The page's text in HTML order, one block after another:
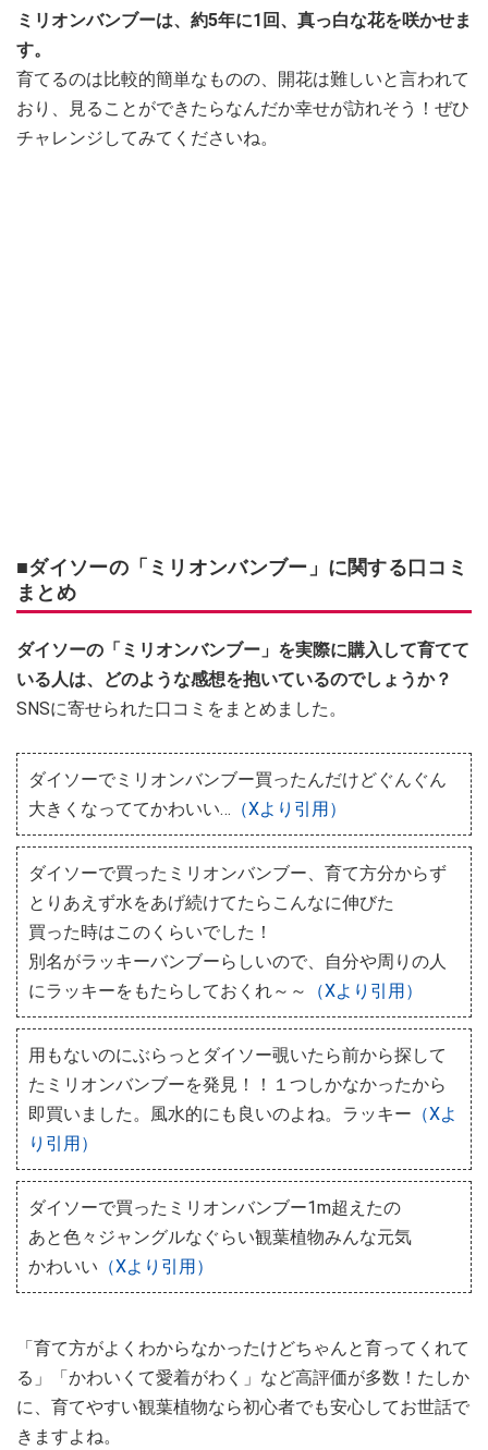
ミリオンバンブーは、約5年に1回、真っ白な花を咲かせま
す。
育てるのは比較的簡単なものの、開花は難しいと言われて
おり、見ることができたらなんだか幸せが訪れそう！ぜひ
チャレンジしてみてくださいね。
■ダイソーの「ミリオンバンブー」に関する口コミ
まとめ
ダイソーの「ミリオンバンブー」を実際に購入して育てて
いる人は、どのような感想を抱いているのでしょうか？
SNSに寄せられた口コミをまとめました。
ダイソーでミリオンバンブー買ったんだけどぐんぐん
大きくなっててかわいい… （Xより引用）
ダイソーで買ったミリオンバンブー、育て方分からず
とりあえず水をあげ続けてたらこんなに伸びた
買った時はこのくらいでした！
別名がラッキーバンブーらしいので、自分や周りの人
にラッキーをもたらしておくれ～～
（Xより引用）
用もないのにぶらっとダイソー覗いたら前から探して
たミリオンバンブーを発見！！１つしかなかったから
即買いました。風水的にも良いのよね。ラッキー （Xよ
り引用）
ダイソーで買ったミリオンバンブー1m超えたの
あと色々ジャングルなぐらい観葉植物みんな元気
かわいい （Xより引用）
「育て方がよくわからなかったけどちゃんと育ってくれて
る」「かわいくて愛着がわく」など高評価が多数！たしか
に、育てやすい観葉植物なら初心者でも安心してお世話で
きますよね。